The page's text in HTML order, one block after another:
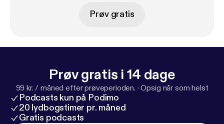
Prøv gratis
Prøv gratis i 14 dage
99 kr. / måned efter prøveperioden. ·Opsig når som helst
Podcasts kun på Podimo
20 lydbogstimer pr. måned
Gratis podcasts